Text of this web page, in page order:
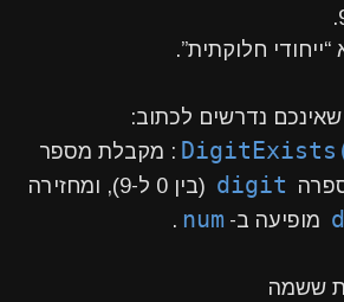
שאינכם נדרשים לכתוב:
: מקבלת מספר
digit (בין 0 ל-9), ומחזירה
מופיעה ב- num
.
ששמה